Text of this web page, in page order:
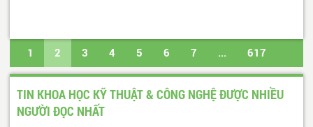
1 2 3 4 5 6 7 ... 617
618 Trang cuối
TIN KHOA HỌC KỸ THUẬT & CÔNG NGHỆ ĐƯỢC NHIỀU
NGƯỜI ĐỌC NHẤT